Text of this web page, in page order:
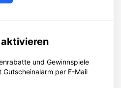
und Gewinnspiele
Gutscheinalarm per E-Mail